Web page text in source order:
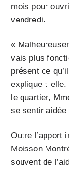
mois pour
vendredi.
«
vais plus
présent ce
explique-t-
le quartier,
se sentir aidée
Outre l’apport
Moisson
souvent de